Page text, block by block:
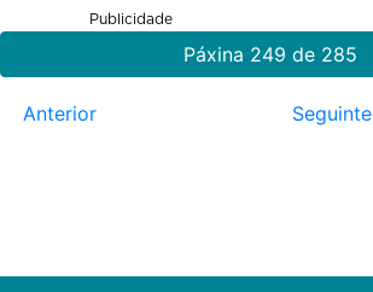
Publicidade
Páxina 249 de 285
Anterior Seguinte